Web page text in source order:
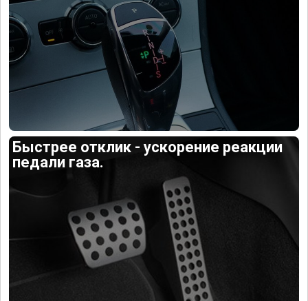
Быстрее отклик - ускорение реакции
педали газа.